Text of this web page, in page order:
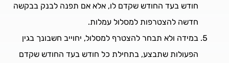
חודש בעד החודש שקדם לו, אלא אם תפנה לבנק בבקשה
חדשה להצטרפות למסלול עמלות.
במידה ולא תבחר להצטרף למסלול, יחוייב חשבונך בגין
הפעולות שתבצע, בתחילת כל חודש בעד החודש שקדם